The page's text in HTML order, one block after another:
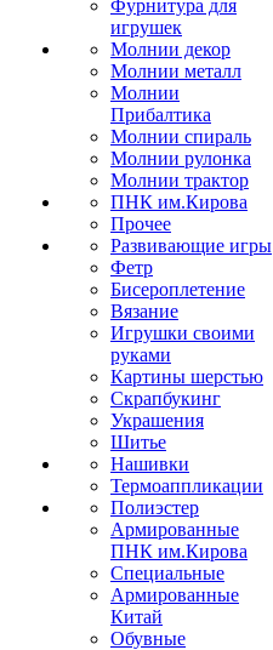
Фурнитура для
игрушек
Молнии декор
Молнии металл
Молнии
Прибалтика
Молнии спираль
Молнии рулонка
Молнии трактор
ПНК им.Кирова
Прочее
Развивающие игры
Фетр
Бисероплетение
Вязание
Игрушки своими
руками
Картины шерстью
Скрапбукинг
Украшения
Шитье
Нашивки
Термоаппликации
Полиэстер
Армированные
ПНК им.Кирова
Специальные
Армированные
Китай
Обувные